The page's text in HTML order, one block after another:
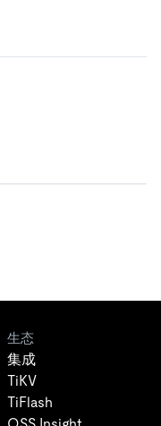
生态
集成
TiKV
TiFlash